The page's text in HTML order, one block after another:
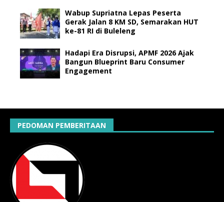
Wabup Supriatna Lepas Peserta
Gerak Jalan 8 KM SD, Semarakan HUT
ke-81 RI di Buleleng
Hadapi Era Disrupsi, APMF 2026 Ajak
Bangun Blueprint Baru Consumer
Engagement
PEDOMAN PEMBERITAAN